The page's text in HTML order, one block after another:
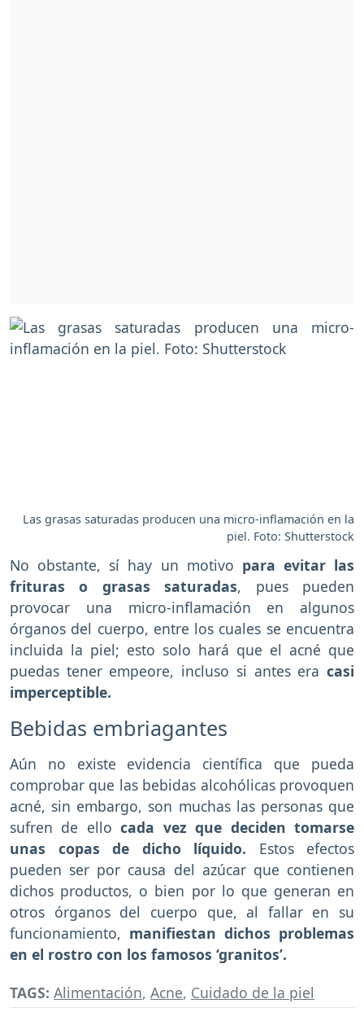
Las grasas saturadas producen una micro-inflamación en la
piel. Foto: Shutterstock
No obstante, sí hay un motivo para evitar las
frituras o grasas saturadas, pues pueden
provocar una micro-inflamación en algunos
órganos del cuerpo, entre los cuales se encuentra
incluida la piel; esto solo hará que el acné que
puedas tener empeore, incluso si antes era casi
imperceptible.
Bebidas embriagantes
Aún no existe evidencia científica que pueda
comprobar que las bebidas alcohólicas provoquen
acné, sin embargo, son muchas las personas que
sufren de ellocada vez que deciden tomarse
unas copas de dicho líquido. Estos efectos
pueden ser por causa del azúcar que contienen
dichos productos, o bien por lo que generan en
otros órganos del cuerpo que, al fallar en su
funcionamiento, manifiestan dichos problemas
en el rostro con los famosos ‘granitos’.
TAGS: Alimentación, Acne, Cuidado de la piel